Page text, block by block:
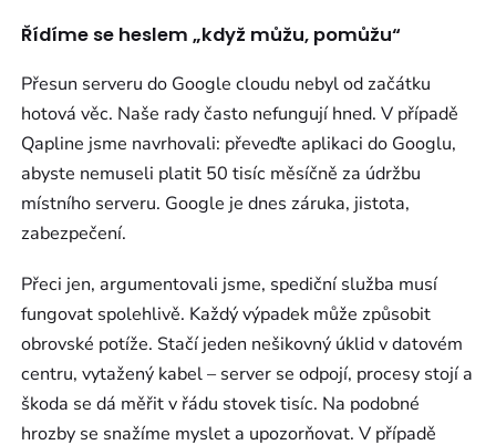
Řídíme se heslem „když můžu, pomůžu“
Přesun serveru do Google cloudu nebyl od začátku
hotová věc. Naše rady často nefungují hned. V případě
Qapline jsme navrhovali: převeďte aplikaci do Googlu,
abyste nemuseli platit 50 tisíc měsíčně za údržbu
místního serveru. Google je dnes záruka, jistota,
zabezpečení.
Přeci jen, argumentovali jsme, spediční služba musí
fungovat spolehlivě. Každý výpadek může způsobit
obrovské potíže. Stačí jeden nešikovný úklid v datovém
centru, vytažený kabel – server se odpojí, procesy stojí a
škoda se dá měřit v řádu stovek tisíc. Na podobné
hrozby se snažíme myslet a upozorňovat. V případě